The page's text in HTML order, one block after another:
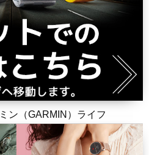
ン（GARMIN）ライフ